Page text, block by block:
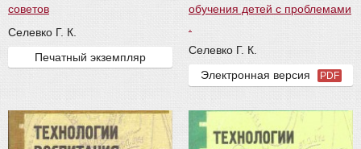
советов
Селевко Г. К.
Печатный экземпляр
обучения детей с проблемами
.
Селевко Г. К.
Электронная версия
PDF